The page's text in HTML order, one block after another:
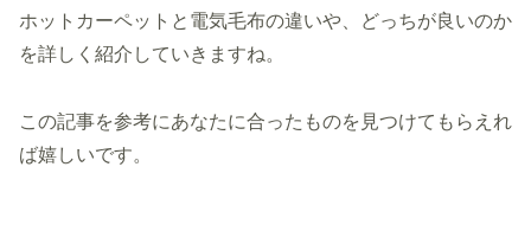
ホットカーペットと電気毛布の違いや、どっちが良いのか
を詳しく紹介していきますね。
この記事を参考にあなたに合ったものを見つけてもらえれ
ば嬉しいです。